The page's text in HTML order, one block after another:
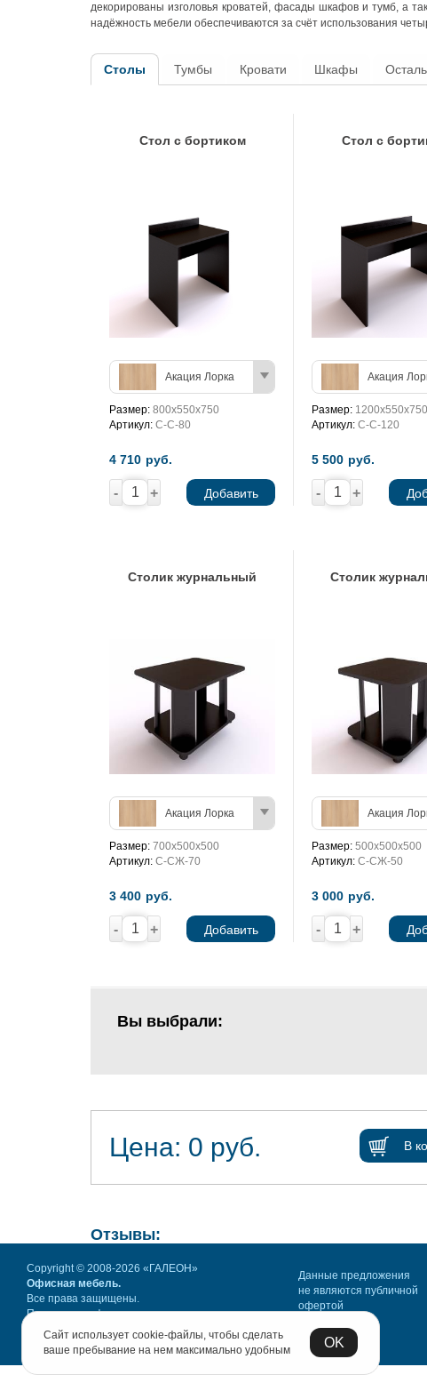
декорированы изголовья кроватей, фасады шкафов и тумб, а
надёжность мебели обеспечиваются за счёт использования
Столы Тумбы Кровати Шкафы
Стол с бортиком
Акация Лорка
Размер: 800х550х750
Артикул: С-С-80
4 710 руб.
- + Добавить
Стол с
Акация
Размер: 1200х550х750
Артикул: С-С-120
5 500 руб.
- +
Столик журнальный
Акация Лорка
Размер: 700х500х500
Артикул: С-СЖ-70
3 400 руб.
- + Добавить
Столик
Акация
Размер: 500х500х500
Артикул: С-СЖ-50
3 000 руб.
- +
Вы выбрали:
Цена: 0 руб. В
Отзывы:
Copyright © 2008-2026 «ГАЛЕОН»
Офисная мебель.
Все права защищены.
Политика конфиденциальности
Данные предложения
не являются публичной
офертой
Сайт использует cookie-файлы, чтобы сделать
ваше пребывание на нем максимально удобным
OK